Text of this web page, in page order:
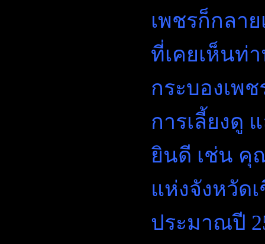
เพชรก็กลา
ที่เคยเห็น
กระบองเพ
การเลี้ยงดู
ยินดี เช่น คุ
แห่งจังหวัด
ประมาณปี